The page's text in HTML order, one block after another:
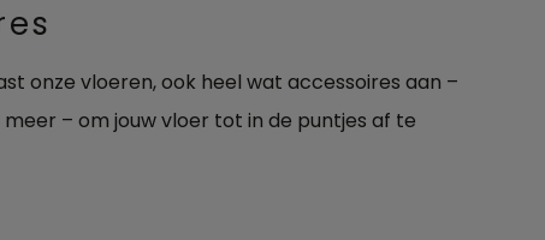
onze vloeren, ook heel wat accessoires aan –
– om jouw vloer tot in de puntjes af te